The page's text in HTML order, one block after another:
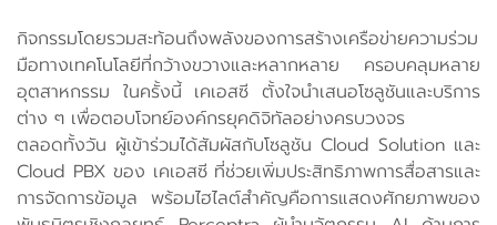
กิจกรรมโดยรวมสะท้อนถึงพลังของการสร้างเครือข่ายความร่วม
มือทางเทคโนโลยีที่กว้างขวางและหลากหลาย ครอบคลุมหลาย
อุตสาหกรรม ในครั้งนี้ เคเอสซี ตั้งใจนำเสนอโซลูชันและบริการ
ต่าง ๆ เพื่อตอบโจทย์องค์กรยุคดิจิทัลอย่างครบวงจร
ตลอดทั้งวัน ผู้เข้าร่วมได้สัมผัสกับโซลูชัน Cloud Solution และ
Cloud PBX ของ เคเอสซี ที่ช่วยเพิ่มประสิทธิภาพการสื่อสารและ
การจัดการข้อมูล พร้อมไฮไลต์สำคัญคือการแสดงศักยภาพของ